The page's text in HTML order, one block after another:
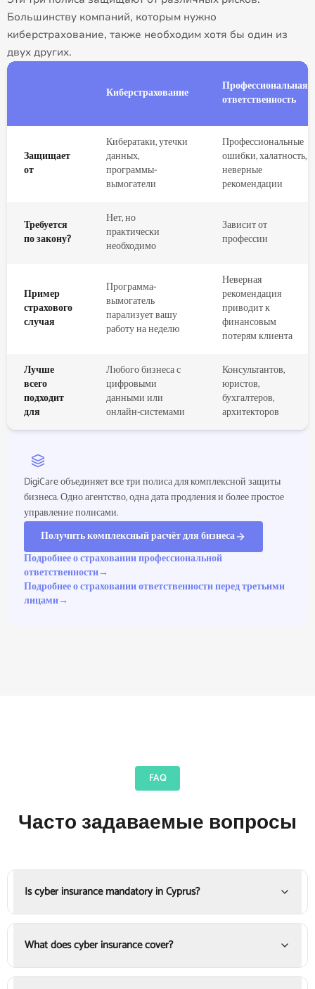
Большинству компаний, которым нужно
киберстрахование, также необходим хотя бы один из
двух других.
Киберстрахование
Профессиональная
ответственность
Защищает
от
Кибератаки, утечки
данных,
программы-
вымогатели
Профессиональные
ошибки, халатность,
неверные
рекомендации
Требуется
по закону?
Нет, но
практически
необходимо
Зависит от
профессии
Пример
страхового
случая
Программа-
вымогатель
парализует вашу
работу на неделю
Неверная
рекомендация
приводит к
финансовым
потерям клиента
Лучше
всего
подходит
для
Любого бизнеса с
цифровыми
данными или
онлайн-системами
Консультантов,
юристов,
бухгалтеров,
архитекторов
DigiCare объединяет все три полиса для комплексной защиты
бизнеса. Одно агентство, одна дата продления и более простое
управление полисами.
Получить комплексный расчёт для бизнеса
Подробнее о страховании профессиональной
ответственности→
Подробнее о страховании ответственности перед третьими
лицами→
FAQ
Часто задаваемые вопросы
Is cyber insurance mandatory in Cyprus?
What does cyber insurance cover?